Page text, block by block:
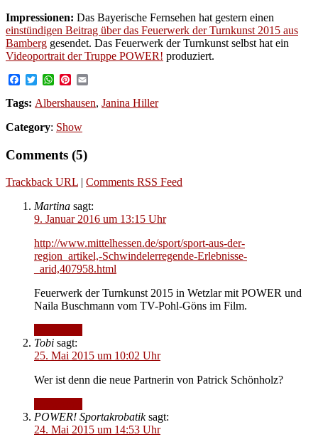
Impressionen: Das Bayerische Fernsehen hat gestern einen
einstündigen Beitrag über das Feuerwerk der Turnkunst 2015 aus
Bamberg gesendet. Das Feuerwerk der Turnkunst selbst hat ein
Videoportrait der Truppe POWER! produziert.
Facebook
TwitterWhatsApp
Pinterest
Tags: Albershausen, Janina Hiller
Category: Show
Comments (5)
Trackback URL | Comments RSS Feed
Martina sagt:
9. Januar 2016 um 13:15 Uhr
http://www.mittelhessen.de/sport/sport-aus-der-
region_artikel,-Schwindelerregende-Erlebnisse-
_arid,407958.html
Feuerwerk der Turnkunst 2015 in Wetzlar mit POWER und
Naila Buschmann vom TV-Pohl-Göns im Film.
Tobi sagt:
25. Mai 2015 um 10:02 Uhr
Wer ist denn die neue Partnerin von Patrick Schönholz?
POWER! Sportakrobatik sagt:
24. Mai 2015 um 14:53 Uhr